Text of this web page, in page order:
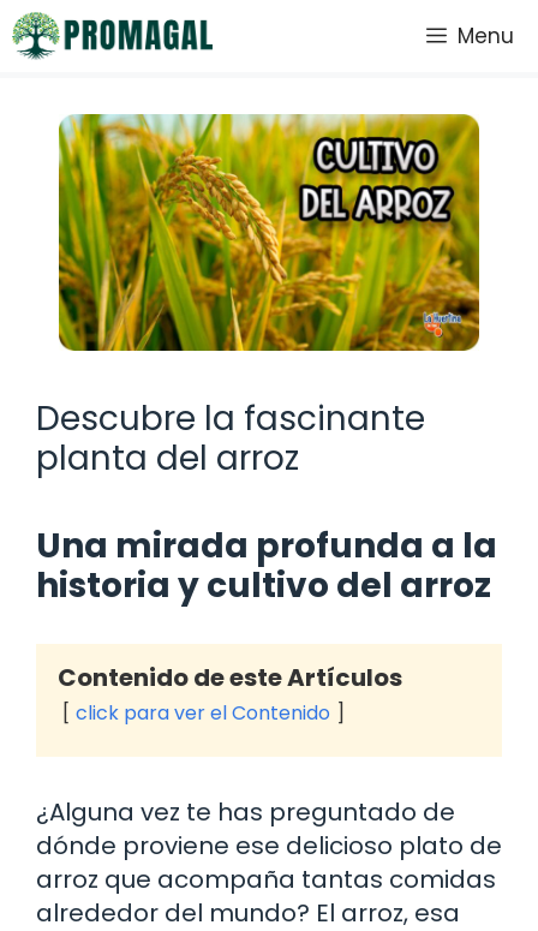
Saltar
al
Menu
Descubre la fascinante
planta del arroz
Una mirada profunda a la
historia y cultivo del arroz
Contenido de este Artículos
click para ver el Contenido
¿Alguna vez te has preguntado de
dónde proviene ese delicioso plato de
arroz que acompaña tantas comidas
alrededor del mundo? El arroz, esa